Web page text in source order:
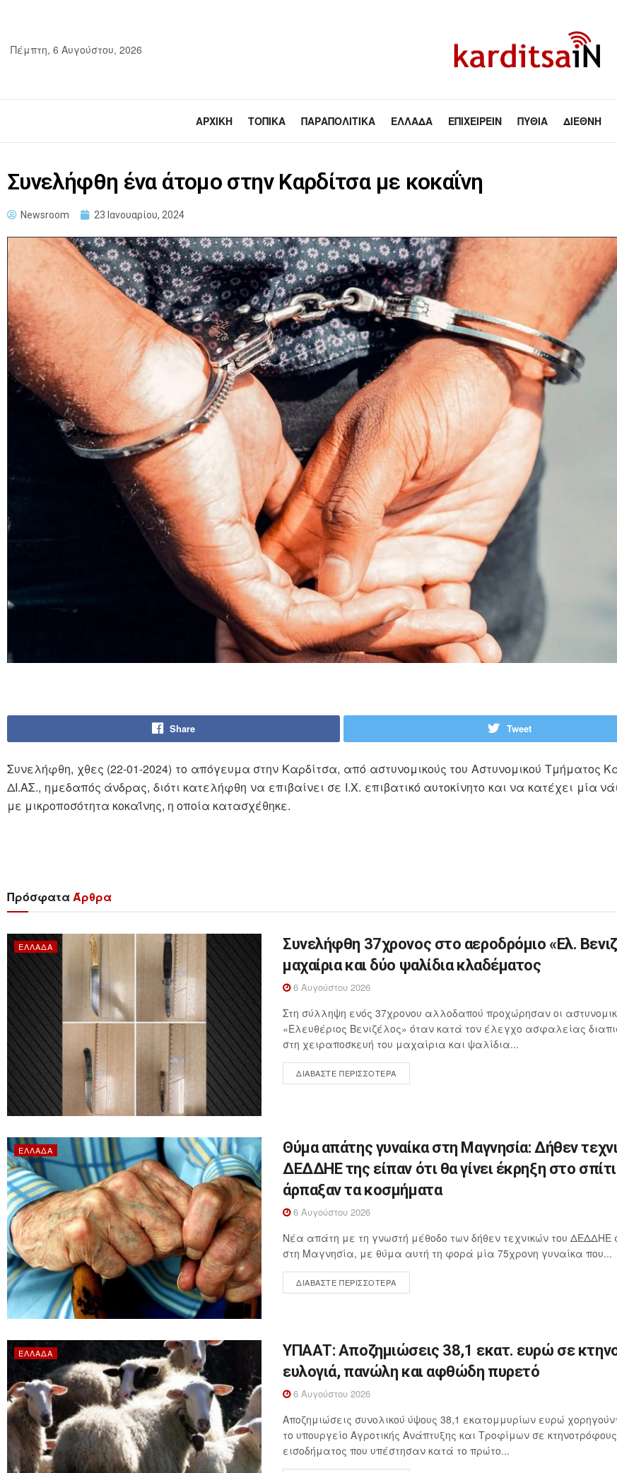
Πέμπτη, 6 Αυγούστου, 2026
ΑΡΧΙΚΉ ΤΟΠΙΚΆ ΠΑΡΑΠΟΛΙΤΙΚΆ ΕΛΛΆΔΑ ΕΠΙΧΕΙΡΕΊΝ ΠΥΘΊΑ ΔΙΕΘΝΉ
Συνελήφθη ένα άτομο στην Καρδίτσα με κοκαΐνη
Newsroom 23 Ιανουαρίου, 2024
Share Tweet
Συνελήφθη, χθες (22-01-2024) το απόγευμα στην Καρδίτσα, από αστυνομικούς του Αστυνομικού Τμήματος
ΔΙ.ΑΣ., ημεδαπός άνδρας, διότι κατελήφθη να επιβαίνει σε Ι.Χ. επιβατικό αυτοκίνητο και να κατέχει μία
με μικροποσότητα κοκαΐνης, η οποία κατασχέθηκε.
ΠρόσφαταΆρθρα
ΕΛΛΆΔΑ
Συνελήφθη 37χρονος στο αεροδρόμιο «Ελ.
μαχαίρια και δύο ψαλίδια κλαδέματος
6 Αυγούστου 2026
Στη σύλληψη ενός 37χρονου αλλοδαπού προχώρησαν οι
«Ελευθέριος Βενιζέλος» όταν κατά τον έλεγχο ασφαλείας
στη χειραποσκευή του μαχαίρια και ψαλίδια...
ΔΙΑΒΆΣΤΕ ΠΕΡΙΣΣΌΤΕΡΑ
ΕΛΛΆΔΑ
Θύμα απάτης γυναίκα στη Μαγνησία: Δήθεν
ΔΕΔΔΗΕ της είπαν ότι θα γίνει έκρηξη στο
άρπαξαν τα κοσμήματα
6 Αυγούστου 2026
Νέα απάτη με τη γνωστή μέθοδο των δήθεν τεχνικών του ΔΕΔΔΗΕ
στη Μαγνησία, με θύμα αυτή τη φορά μία 75χρονη γυναίκα που...
ΔΙΑΒΆΣΤΕ ΠΕΡΙΣΣΌΤΕΡΑ
ΕΛΛΆΔΑ
ΥΠΑΑΤ: Αποζημιώσεις 38,1 εκατ. ευρώ σε
ευλογιά, πανώλη και αφθώδη πυρετό
6 Αυγούστου 2026
Αποζημιώσεις συνολικού ύψους 38,1 εκατομμυρίων ευρώ
το υπουργείο Αγροτικής Ανάπτυξης και Τροφίμων σε
εισοδήματος που υπέστησαν κατά το πρώτο...